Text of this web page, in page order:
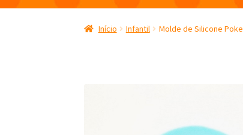
Início Infantil Molde de Silicone